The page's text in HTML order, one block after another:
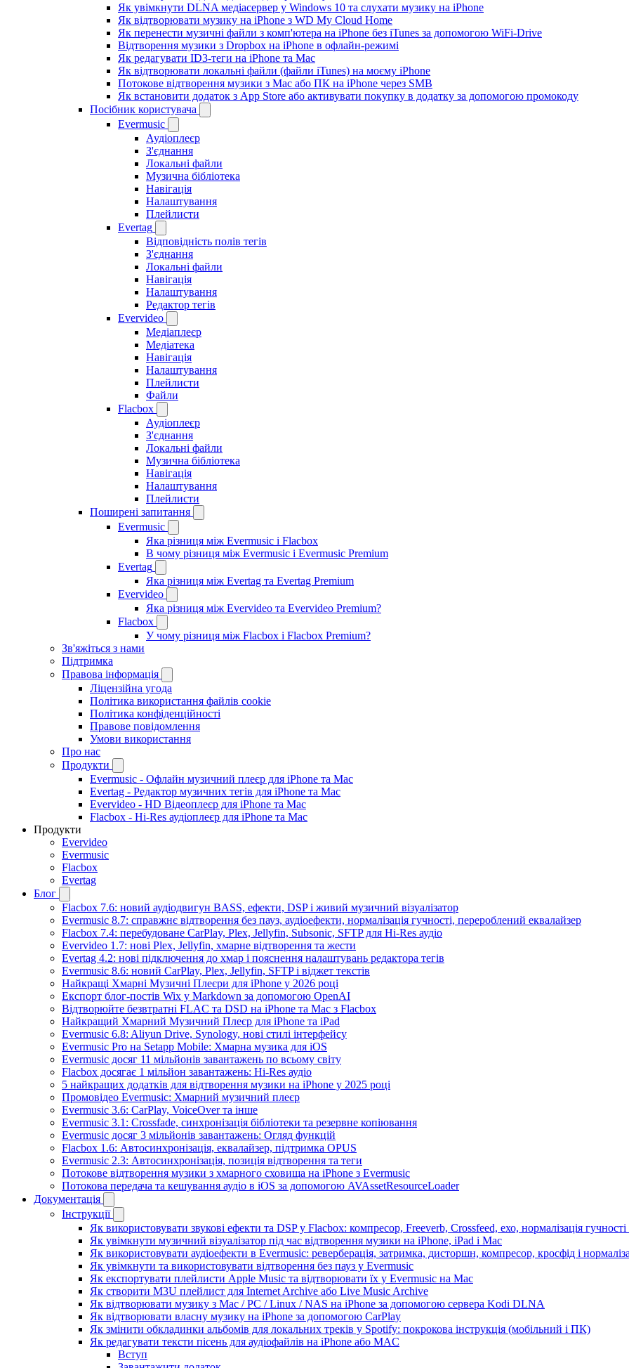
Як увімкнути DLNA медіасервер у Windows 10 та слухати музику на iPhone
Як відтворювати музику на iPhone з WD My Cloud Home
Як перенести музичні файли з комп'ютера на iPhone без iTunes за допомогою WiFi-Drive
Відтворення музики з Dropbox на iPhone в офлайн-режимі
Як редагувати ID3-теги на iPhone та Mac
Як відтворювати локальні файли (файли iTunes) на моєму iPhone
Потокове відтворення музики з Mac або ПК на iPhone через SMB
Як встановити додаток з App Store або активувати покупку в додатку за допомогою промокоду
Посібник користувача
Evermusic
Аудіоплеєр
З'єднання
Локальні файли
Музична бібліотека
Навігація
Налаштування
Плейлисти
Evertag
Відповідність полів тегів
З'єднання
Локальні файли
Навігація
Налаштування
Редактор тегів
Evervideo
Медіаплеєр
Медіатека
Навігація
Налаштування
Плейлисти
Файли
Flacbox
Аудіоплеєр
З'єднання
Локальні файли
Музична бібліотека
Навігація
Налаштування
Плейлисти
Поширені запитання
Evermusic
Яка різниця між Evermusic і Flacbox
В чому різниця між Evermusic і Evermusic Premium
Evertag
Яка різниця між Evertag та Evertag Premium
Evervideo
Яка різниця між Evervideo та Evervideo Premium?
Flacbox
У чому різниця між Flacbox і Flacbox Premium?
Зв'яжіться з нами
Підтримка
Правова інформація
Ліцензійна угода
Політика використання файлів cookie
Політика конфіденційності
Правове повідомлення
Умови використання
Про нас
Продукти
Evermusic - Офлайн музичний плеєр для iPhone та Mac
Evertag - Редактор музичних тегів для iPhone та Mac
Evervideo - HD Відеоплеєр для iPhone та Mac
Flacbox - Hi-Res аудіоплеєр для iPhone та Mac
Продукти
Evervideo
Evermusic
Flacbox
Evertag
Блог
Flacbox 7.6: новий аудіодвигун BASS, ефекти, DSP і живий музичний візуалізатор
Evermusic 8.7: справжнє відтворення без пауз, аудіоефекти, нормалізація гучності, перероблений еквалайзер
Flacbox 7.4: перебудоване CarPlay, Plex, Jellyfin, Subsonic, SFTP для Hi-Res аудіо
Evervideo 1.7: нові Plex, Jellyfin, хмарне відтворення та жести
Evertag 4.2: нові підключення до хмар і пояснення налаштувань редактора тегів
Evermusic 8.6: новий CarPlay, Plex, Jellyfin, SFTP і віджет текстів
Найкращі Хмарні Музичні Плеєри для iPhone у 2026 році
Експорт блог-постів Wix у Markdown за допомогою OpenAI
Відтворюйте безвтратні FLAC та DSD на iPhone та Mac з Flacbox
Найкращий Хмарний Музичний Плеєр для iPhone та iPad
Evermusic 6.8: Aliyun Drive, Synology, нові стилі інтерфейсу
Evermusic Pro на Setapp Mobile: Хмарна музика для iOS
Evermusic досяг 11 мільйонів завантажень по всьому світу
Flacbox досягає 1 мільйон завантажень: Hi-Res аудіо
5 найкращих додатків для відтворення музики на iPhone у 2025 році
Промовідео Evermusic: Хмарний музичний плеєр
Evermusic 3.6: CarPlay, VoiceOver та інше
Evermusic 3.1: Crossfade, синхронізація бібліотеки та резервне копіювання
Evermusic досяг 3 мільйонів завантажень: Огляд функцій
Flacbox 1.6: Автосинхронізація, еквалайзер, підтримка OPUS
Evermusic 2.3: Автосинхронізація, позиція відтворення та теги
Потокове відтворення музики з хмарного сховища на iPhone з Evermusic
Потокова передача та кешування аудіо в iOS за допомогою AVAssetResourceLoader
Документація
Інструкції
Як використовувати звукові ефекти та DSP у Flacbox: компресор, Freeverb, Crossfeed, ехо, нормалізація гучності
Як увімкнути музичний візуалізатор під час відтворення музики на iPhone, iPad і Mac
Як використовувати аудіоефекти в Evermusic: реверберація, затримка, дисторшн, компресор, кросфід і
Як увімкнути та використовувати відтворення без пауз у Evermusic
Як експортувати плейлисти Apple Music та відтворювати їх у Evermusic на Mac
Як створити M3U плейлист для Internet Archive або Live Music Archive
Як відтворювати музику з Mac / PC / Linux / NAS на iPhone за допомогою сервера Kodi DLNA
Як відтворювати власну музику на iPhone за допомогою CarPlay
Як змінити обкладинки альбомів для локальних треків у Spotify: покрокова інструкція (мобільний і ПК)
Як редагувати тексти пісень для аудіофайлів на iPhone або MAC
Вступ